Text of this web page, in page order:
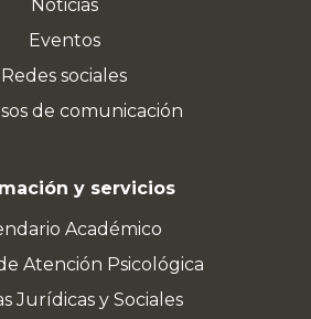
Noticias
Eventos
Redes sociales
de comunicación
y servicios
Académico
Atención Psicológica
Jurídicas y Sociales